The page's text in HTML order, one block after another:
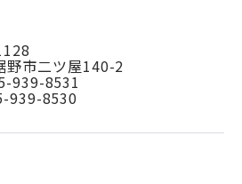
野市二ツ屋140-2
939-8531
939-8530